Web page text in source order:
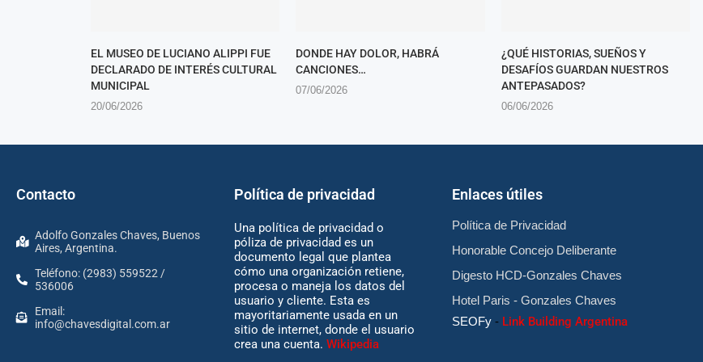
EL MUSEO DE LUCIANO ALIPPI FUE
DECLARADO DE INTERÉS CULTURAL
MUNICIPAL
20/06/2026
DONDE HAY DOLOR, HABRÁ
CANCIONES…
07/06/2026
¿QUÉ HISTORIAS, SUEÑOS Y
DESAFÍOS GUARDAN NUESTROS
ANTEPASADOS?
06/06/2026
Contacto
Adolfo Gonzales Chaves, Buenos
Aires, Argentina.
Teléfono: (2983) 559522 /
536006
Email:
info@chavesdigital.com.ar
Política de privacidad
Una política de privacidad o
póliza de privacidad es un
documento legal que plantea
cómo una organización retiene,
procesa o maneja los datos del
usuario y cliente. Esta es
mayoritariamente usada en un
sitio de internet, donde el usuario
crea una cuenta. Wikipedia
Enlaces útiles
Política de Privacidad
Honorable Concejo Deliberante
Digesto HCD-Gonzales Chaves
Hotel Paris - Gonzales Chaves
SEOFy- Link Building Argentina